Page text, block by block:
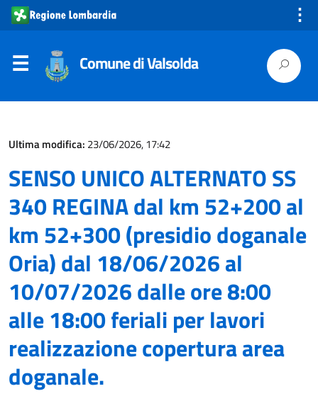
⋮
Comune di Valsolda
Ultima modifica: 23/06/2026, 17:42
SENSO UNICO ALTERNATO SS
340 REGINA dal km 52+200 al
km 52+300 (presidio doganale
Oria) dal 18/06/2026 al
10/07/2026 dalle ore 8:00
alle 18:00 feriali per lavori
realizzazione copertura area
doganale.